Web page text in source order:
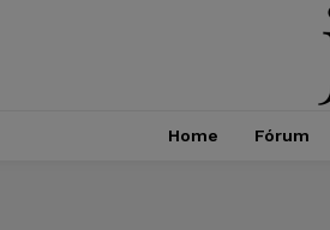
Home Fórum